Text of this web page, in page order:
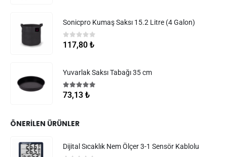
Sonicpro Kumaş Saksı 15.2 Litre (4 Galon)
0 5 üzerinden
117,80 ₺
Yuvarlak Saksı Tabağı 35 cm
5.005 üzerinden
73,13 ₺
ÖNERILEN ÜRÜNLER
Dijital Sıcaklık Nem Ölçer 3-1 Sensör Kablolu